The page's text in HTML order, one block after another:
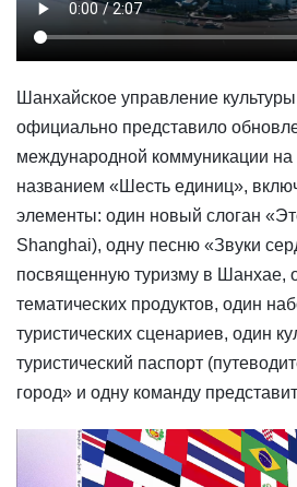
Шанхайское управление
официально представило
международной коммуникации на
названием «Шесть единиц»,
элементы: один новый слоган
Shanghai), одну песню «Звуки
посвященную туризму в Шанхае,
тематических продуктов, один
туристических сценариев, один
туристический паспорт
город» и одну команду